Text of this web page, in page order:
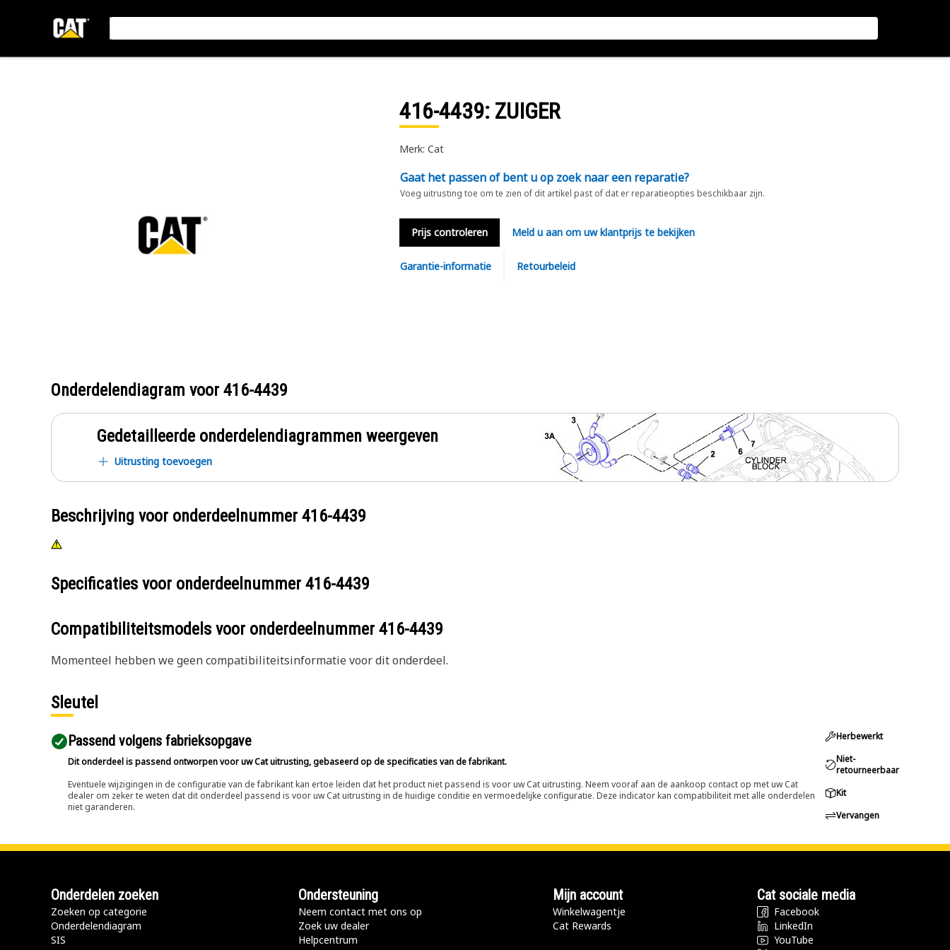
416-4439: ZUIGER
Merk: Cat
Gaat het passen of bent u op zoek naar een reparatie?
Voeg uitrusting toe om te zien of dit artikel past of dat er reparatieopties beschikbaar zijn.
Prijs controleren Meld u aan om uw klantprijs te bekijken
Garantie-informatie Retourbeleid
Onderdelendiagram voor 416-4439
Gedetailleerde onderdelendiagrammen weergeven
Uitrusting toevoegen
Beschrijving voor onderdeelnummer 416-4439
Specificaties voor onderdeelnummer 416-4439
Compatibiliteitsmodels voor onderdeelnummer 416-4439
Momenteel hebben we geen compatibiliteitsinformatie voor dit onderdeel.
Sleutel
Passend volgens fabrieksopgave
Dit onderdeel is passend ontworpen voor uw Cat uitrusting, gebaseerd op de specificaties van de fabrikant.
Eventuele wijzigingen in de configuratie van de fabrikant kan ertoe leiden dat het product niet passend is voor uw Cat uitrusting. Neem vooraf aan de aankoop contact op met uw Cat
dealer om zeker te weten dat dit onderdeel passend is voor uw Cat uitrusting in de huidige conditie en vermoedelijke configuratie. Deze indicator kan compatibiliteit met alle onderdelen
niet garanderen.
Herbewerkt
Niet-
retourneerbaar
Kit
Vervangen
Onderdelen zoeken
Zoeken op categorie
Onderdelendiagram
SIS
Ondersteuning
Neem contact met ons op
Zoek uw dealer
Helpcentrum
Mijn account
Winkelwagentje
Cat Rewards
Cat sociale media
Facebook
LinkedIn
YouTube